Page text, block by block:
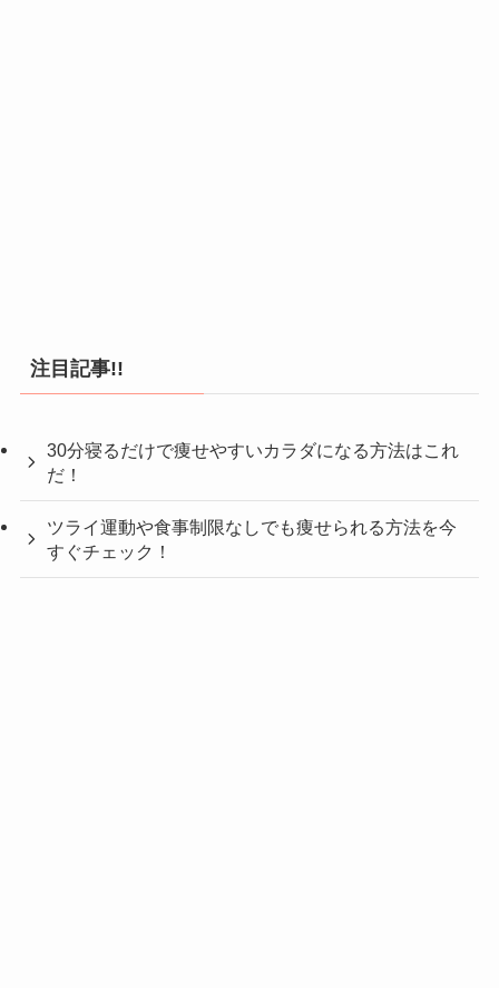
注目記事!!
30分寝るだけで痩せやすいカラダになる方法はこれ
だ！
ツライ運動や食事制限なしでも痩せられる方法を今
すぐチェック！